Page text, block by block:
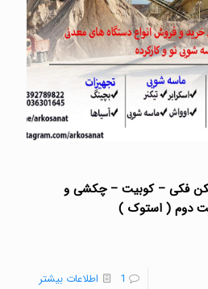
فکی – کوبیت – چکشی و
دوم ( استوک )
1 اطلاعات بیشتر